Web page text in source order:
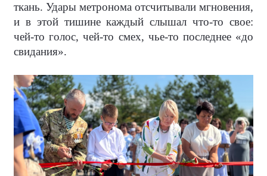
ткань. Удары метронома отсчитывали мгновения,
и в этой тишине каждый слышал что-то свое:
чей-то голос, чей-то смех, чье-то последнее «до
свидания».